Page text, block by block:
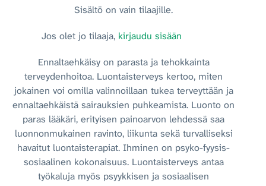
Sisältö on vain tilaajille.
Jos olet jo tilaaja, kirjaudu sisään
Ennaltaehkäisy on parasta ja tehokkainta
terveydenhoitoa. Luontaisterveys kertoo, miten
jokainen voi omilla valinnoillaan tukea terveyttään ja
ennaltaehkäistä sairauksien puhkeamista. Luonto on
paras lääkäri, erityisen painoarvon lehdessä saa
luonnonmukainen ravinto, liikunta sekä turvalliseksi
havaitut luontaisterapiat. Ihminen on psyko-fyysis-
sosiaalinen kokonaisuus. Luontaisterveys antaa
työkaluja myös psyykkisen ja sosiaalisen